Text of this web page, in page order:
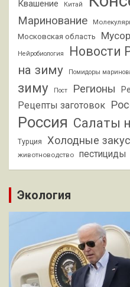
Квашение Китай
Маринование
Московская область Мусор
Нейробиология Новости
на зиму
Помидоры
зиму
Пост Регионы
Рецепты заготовок
Россия Салаты
Турция Холодные
животноводство пестициды
Экология